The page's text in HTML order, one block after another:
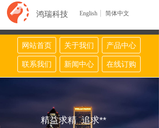
鸿瑞科技 English 简体中文
网站首页 关于我们 产品中心
联系我们 新闻中心 在线订购
精益求精 追求**